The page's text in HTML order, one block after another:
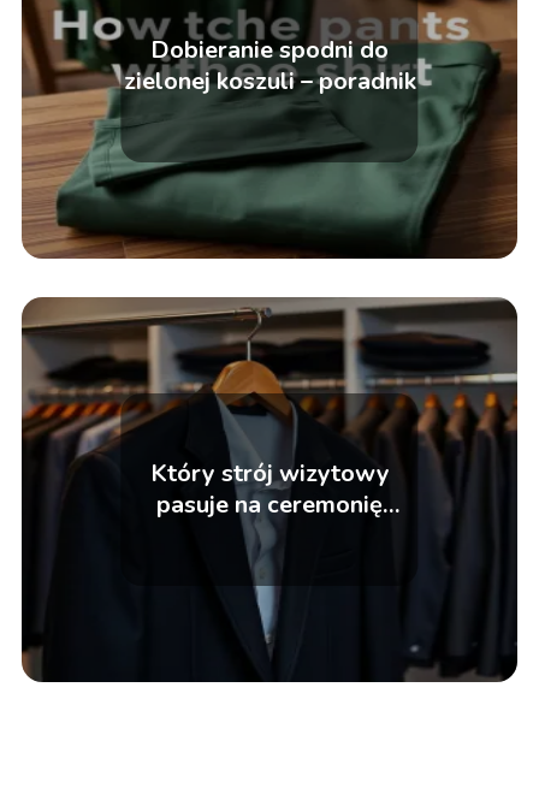
Dobieranie spodni do
zielonej koszuli – poradnik
Który strój wizytowy
pasuje na ceremonię
żałobną?